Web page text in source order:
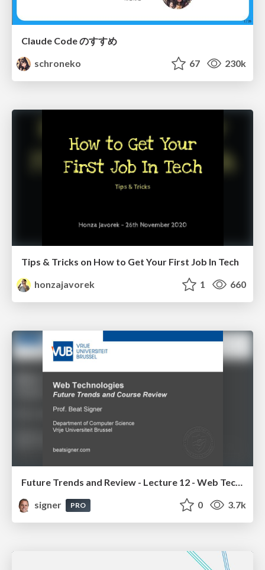
Claude Code のすすめ
schroneko
67 230k
Tips & Tricks on How to Get Your First Job In Tech
honzajavorek
1 660
Future Trends and Review - Lecture 12 - Web Technologies (1019888BNR)
signer
PRO 0 3.7k